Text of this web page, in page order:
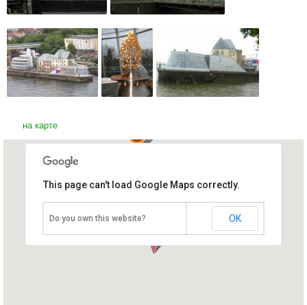
на карте
Музей шоколада
This page can't load Google Maps correctly.
Do you own this website? OK